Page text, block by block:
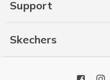
Support
Skechers